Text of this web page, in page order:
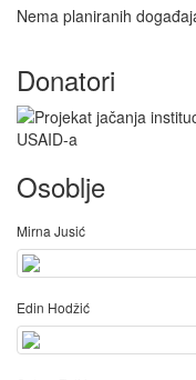
Nema planiranih
Donatori
Osoblje
Mirna Jusić
Edin Hodžić